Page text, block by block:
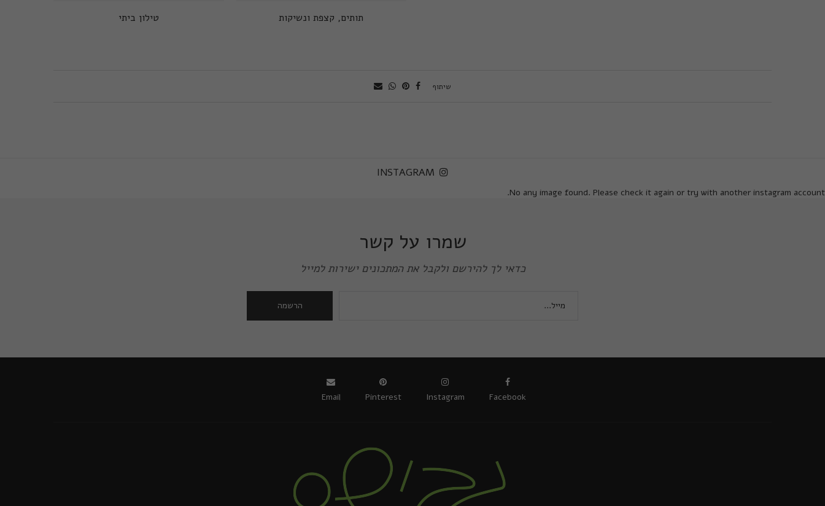
טילון ביתי תותים, קצפת ונשיקות
שיתוף
INSTAGRAM
No any image found. Please check it again or try with another instagram account.
שמרו על קשר
כדאי לך להירשם ולקבל את המתכונים ישירות למייל
Facebook
Instagram
Pinterest
Email